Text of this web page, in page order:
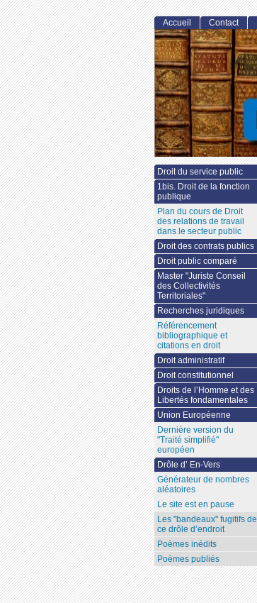
Accueil Contact
Droit du service public
1bis. Droit de la fonction
publique
Plan du cours de Droit
des relations de travail
dans le secteur public
Droit des contrats publics
Droit public comparé
Master "Juriste Conseil
des Collectivités
Territoriales"
Recherches juridiques
Référencement
bibliographique et
citations en droit
Droit administratif
Droit constitutionnel
Droits de l’Homme et des
Libertés fondamentales
Union Européenne
Dernière version du
"Traité simplifié"
européen
Drôle d’ En-Vers
Générateur de nombres
aléatoires
Le site est en pause
Les "bandeaux" fugitifs de
ce drôle d’endroit
Poèmes inédits
Poèmes publiés